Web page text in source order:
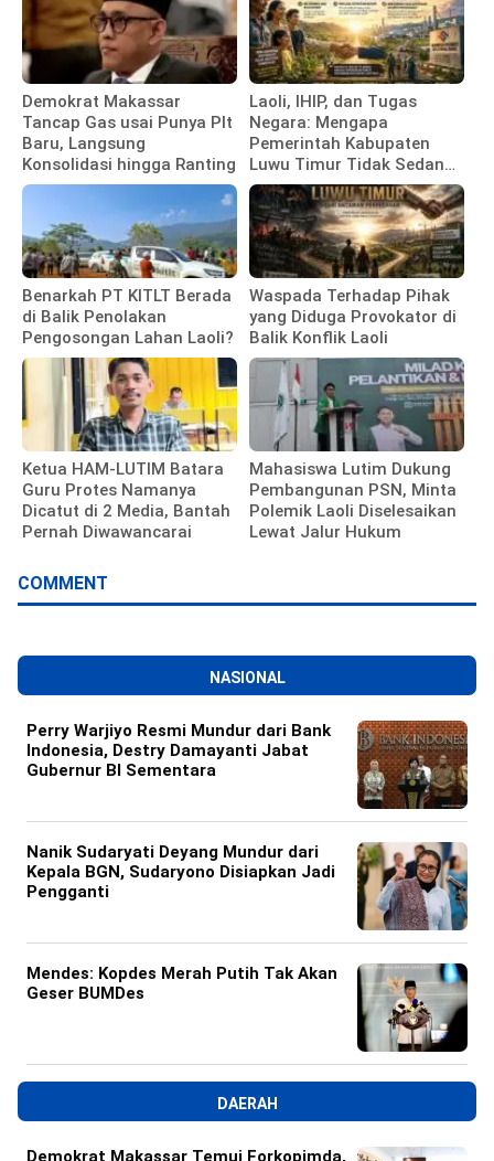
Demokrat Makassar
Tancap Gas usai Punya Plt
Baru, Langsung
Konsolidasi hingga Ranting
Laoli, IHIP, dan Tugas
Negara: Mengapa
Pemerintah Kabupaten
Luwu Timur Tidak Sedang
Membela Investor
Benarkah PT KITLT Berada
di Balik Penolakan
Pengosongan Lahan Laoli?
Waspada Terhadap Pihak
yang Diduga Provokator di
Balik Konflik Laoli
Ketua HAM-LUTIM Batara
Guru Protes Namanya
Dicatut di 2 Media, Bantah
Pernah Diwawancarai
Mahasiswa Lutim Dukung
Pembangunan PSN, Minta
Polemik Laoli Diselesaikan
Lewat Jalur Hukum
COMMENT
NASIONAL
Perry Warjiyo Resmi Mundur dari Bank
Indonesia, Destry Damayanti Jabat
Gubernur BI Sementara
Nanik Sudaryati Deyang Mundur dari
Kepala BGN, Sudaryono Disiapkan Jadi
Pengganti
Mendes: Kopdes Merah Putih Tak Akan
Geser BUMDes
DAERAH
Demokrat Makassar Temui Forkopimda,